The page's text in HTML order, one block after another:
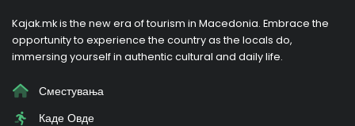
Kajak.mk is the new era of tourism in Macedonia. Embrace the
opportunity to experience the country as the locals do,
immersing yourself in authentic cultural and daily life.
Сместувања
Каде Овде